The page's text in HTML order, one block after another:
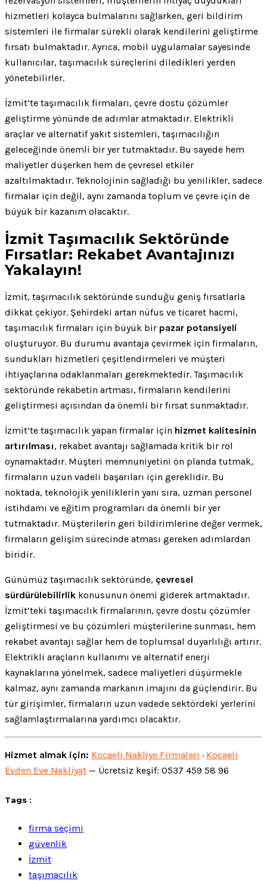
hizmetleri kolayca bulmalarını sağlarken, geri bildirim
sistemleri ile firmalar sürekli olarak kendilerini geliştirme
fırsatı bulmaktadır. Ayrıca, mobil uygulamalar sayesinde
kullanıcılar, taşımacılık süreçlerini diledikleri yerden
yönetebilirler.
İzmit’te taşımacılık firmaları, çevre dostu çözümler
geliştirme yönünde de adımlar atmaktadır. Elektrikli
araçlar ve alternatif yakıt sistemleri, taşımacılığın
geleceğinde önemli bir yer tutmaktadır. Bu sayede hem
maliyetler düşerken hem de çevresel etkiler
azaltılmaktadır. Teknolojinin sağladığı bu yenilikler, sadece
firmalar için değil, aynı zamanda toplum ve çevre için de
büyük bir kazanım olacaktır.
İzmit Taşımacılık Sektöründe
Fırsatlar: Rekabet Avantajınızı
Yakalayın!
İzmit, taşımacılık sektöründe sunduğu geniş fırsatlarla
dikkat çekiyor. Şehirdeki artan nüfus ve ticaret hacmi,
taşımacılık firmaları için büyük bir pazar potansiyeli
oluşturuyor. Bu durumu avantaja çevirmek için firmaların,
sundukları hizmetleri çeşitlendirmeleri ve müşteri
ihtiyaçlarına odaklanmaları gerekmektedir. Taşımacılık
sektöründe rekabetin artması, firmaların kendilerini
geliştirmesi açısından da önemli bir fırsat sunmaktadır.
İzmit’te taşımacılık yapan firmalar için hizmet kalitesinin
artırılması, rekabet avantajı sağlamada kritik bir rol
oynamaktadır. Müşteri memnuniyetini ön planda tutmak,
firmaların uzun vadeli başarıları için gereklidir. Bu
noktada, teknolojik yeniliklerin yanı sıra, uzman personel
istihdamı ve eğitim programları da önemli bir yer
tutmaktadır. Müşterilerin geri bildirimlerine değer vermek,
firmaların gelişim sürecinde atması gereken adımlardan
biridir.
Günümüz taşımacılık sektöründe, çevresel
sürdürülebilirlik konusunun önemi giderek artmaktadır.
İzmit’teki taşımacılık firmalarının, çevre dostu çözümler
geliştirmesi ve bu çözümleri müşterilerine sunması, hem
rekabet avantajı sağlar hem de toplumsal duyarlılığı artırır.
Elektrikli araçların kullanımı ve alternatif enerji
kaynaklarına yönelmek, sadece maliyetleri düşürmekle
kalmaz, aynı zamanda markanın imajını da güçlendirir. Bu
tür girişimler, firmaların uzun vadede sektördeki yerlerini
sağlamlaştırmalarına yardımcı olacaktır.
Hizmet almak için: Kocaeli Nakliye Firmaları · Kocaeli
Evden Eve Nakliyat — Ücretsiz keşif: 0537 459 58 96
Tags :
firma seçimi
güvenlik
İzmit
taşımacılık